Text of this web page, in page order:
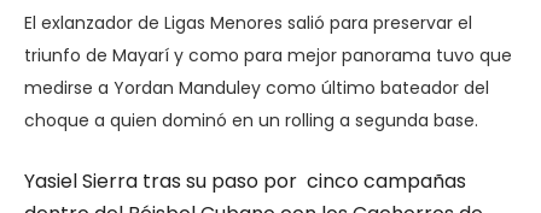
El exlanzador de Ligas Menores salió para preservar el
triunfo de Mayarí y como para mejor panorama tuvo que
medirse a Yordan Manduley como último bateador del
choque a quien dominó en un rolling a segunda base.
Yasiel Sierra tras su paso por cinco campañas